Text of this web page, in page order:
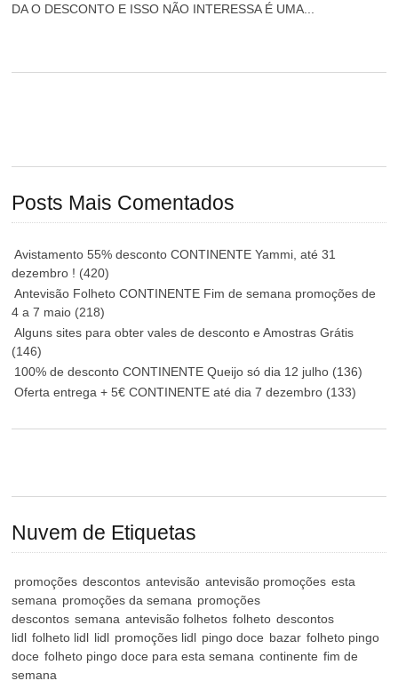
DA O DESCONTO E ISSO NÃO INTERESSA É UMA...
Posts Mais Comentados
Avistamento 55% desconto CONTINENTE Yammi, até 31
dezembro ! (420)
Antevisão Folheto CONTINENTE Fim de semana promoções de
4 a 7 maio (218)
Alguns sites para obter vales de desconto e Amostras Grátis
(146)
100% de desconto CONTINENTE Queijo só dia 12 julho (136)
Oferta entrega + 5€ CONTINENTE até dia 7 dezembro (133)
Nuvem de Etiquetas
promoções descontos antevisão antevisão promoções esta
semana promoções da semana promoções
descontos semana antevisão folhetos folheto descontos
lidl folheto lidl lidl promoções lidl pingo doce bazar folheto pingo
doce folheto pingo doce para esta semana continente fim de
semana